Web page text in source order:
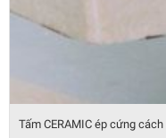
Tấm CERAMIC ép cứng